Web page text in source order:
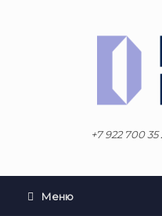
+7 922 700 35
Меню